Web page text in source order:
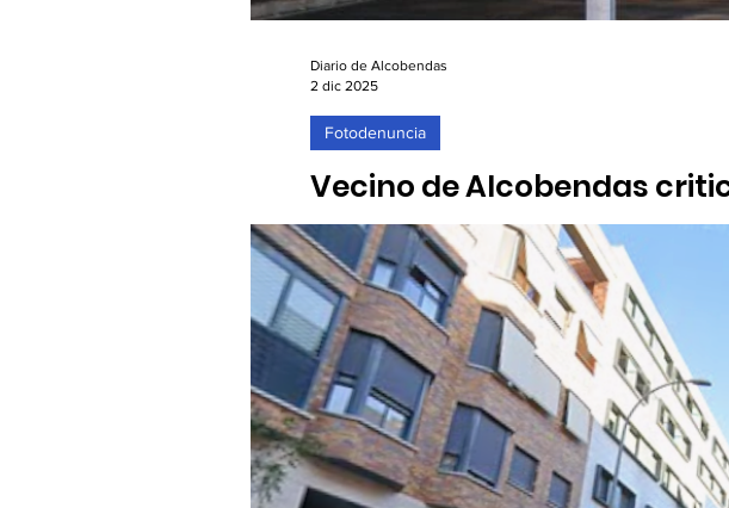
Vecino de Alcobendas
Manuel de Falla
02/12/2025. "El año que viene poner antorchas
vecino de la ciudad
Fotodenuncia
Diario de Alcobendas
2 dic 2025